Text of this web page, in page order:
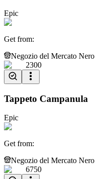
Epic
Get from:
Negozio del Mercato Nero
2300
Tappeto Campanula
Epic
Get from:
Negozio del Mercato Nero
6750